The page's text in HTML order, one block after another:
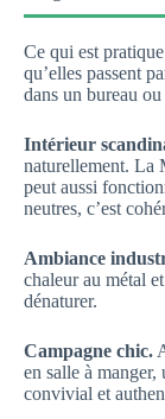
Ce qui est
qu’elles passent
dans un bureau ou
Intérieur
naturellement. La
peut aussi
neutres, c’est
Ambiance
chaleur au métal
dénaturer.
Campagne chic.
en salle à manger,
convivial et